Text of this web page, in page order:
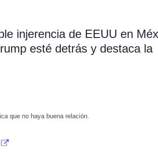
injerencia de EEUU en
esté detrás y destaca la
que no haya buena relación.